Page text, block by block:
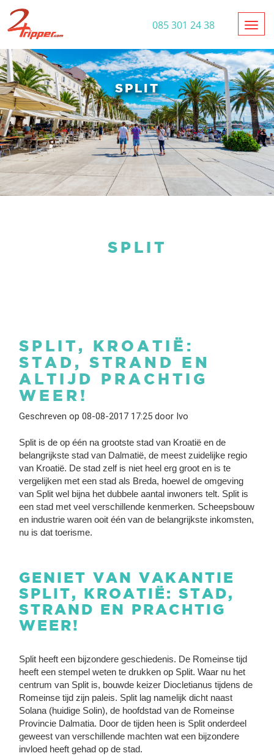
085 301 24 38
SPLIT
SPLIT
SPLIT, KROATIË:
STAD, STRAND EN
ALTIJD PRACHTIG
WEER!
Geschreven op 08-08-2017 17:25 door Ivo
Split is de op één na grootste stad van Kroatië en de
belangrijkste stad van Dalmatië, de meest zuidelijke regio
van Kroatië. De stad zelf is niet heel erg groot en is te
vergelijken met een stad als Breda, hoewel de omgeving
van Split wel bijna het dubbele aantal inwoners telt. Split is
een stad met veel verschillende kenmerken. Scheepsbouw
en industrie waren ooit één van de belangrijkste inkomsten,
nu is dat toerisme.
GENIET VAN VAKANTIE
SPLIT, KROATIË: STAD,
STRAND EN PRACHTIG
WEER!
Split heeft een bijzondere geschiedenis. De Romeinse tijd
heeft een stempel weten te drukken op Split. Waar nu het
centrum van Split is, bouwde keizer Diocletianus tijdens de
Romeinse tijd zijn paleis. Split lag namelijk dicht naast
Solana (huidige Solin), de hoofdstad van de Romeinse
Provincie Dalmatia. Door de tijden heen is Split onderdeel
geweest van verschillende machten wat een bijzondere
invloed heeft gehad op de stad.